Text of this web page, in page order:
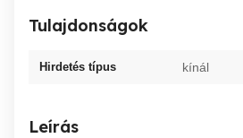
Tulajdonságok
Hirdetés típus kínál
Leírás